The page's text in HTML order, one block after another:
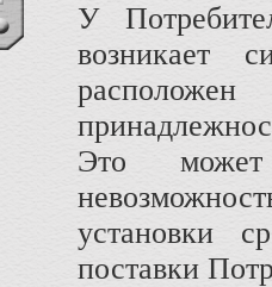
У
возникает
Это может
установки
поставки